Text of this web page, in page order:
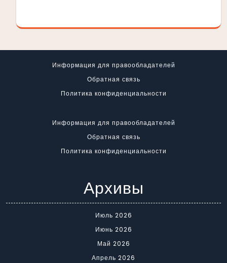
Информация для правообладателей
Обратная связь
Политика конфиденциальности
Информация для правообладателей
Обратная связь
Политика конфиденциальности
Архивы
Июль 2026
Июнь 2026
Май 2026
Апрель 2026